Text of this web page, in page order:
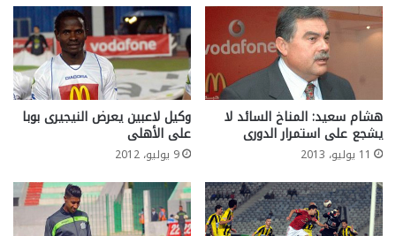
هشام سعيد: المناخ السائد لا
يشجع على استمرار الدورى
11 يوليو، 2013
وكيل لاعبين يعرض النيجيرى بوبا
على الأهلى
9 يوليو، 2012